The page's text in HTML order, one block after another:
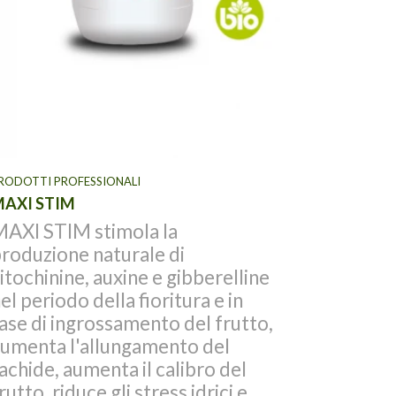
PROFESSIONALI
STIM
STIM stimola la
naturale di
auxine e gibberelline
periodo della fioritura e in
di ingrossamento del frutto,
l'allungamento del
aumenta il calibro del